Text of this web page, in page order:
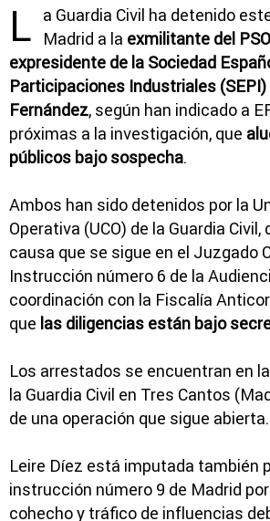
L
a Guardia Civil ha detenido
Madrid a la exmilitante del
expresidente de la Sociedad
Participaciones Industriales
Fernández, según han indicado a
próximas a la investigación, que
públicos bajo sospecha.
Ambos han sido detenidos por la
Operativa (UCO) de la Guardia Civil,
causa que se sigue en el Juzgado
Instrucción número 6 de la
coordinación con la Fiscalía
que las diligencias están bajo
Los arrestados se encuentran en
la Guardia Civil en Tres Cantos
de una operación que sigue abierta.
Leire Díez está imputada también
instrucción número 9 de Madrid
cohecho y tráfico de influencias